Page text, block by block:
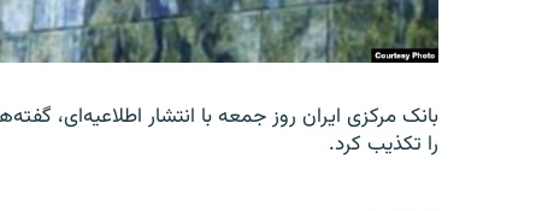
را تکذیب کرد.